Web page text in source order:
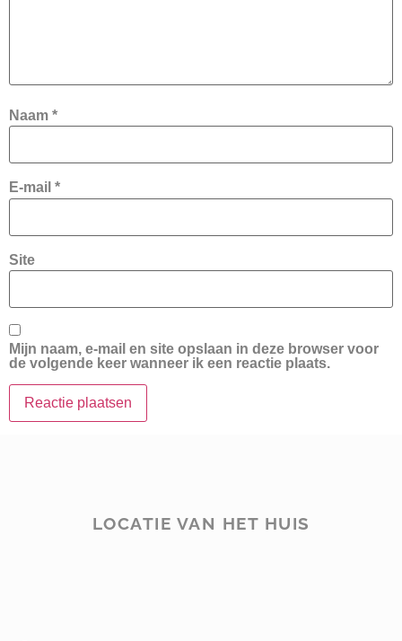
Naam *
E-mail *
Site
Mijn naam, e-mail en site opslaan in deze browser voor
de volgende keer wanneer ik een reactie plaats.
LOCATIE VAN HET HUIS